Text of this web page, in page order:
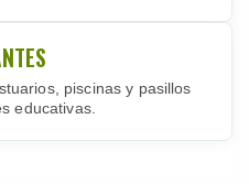
piscinas y pasillos
educativas.